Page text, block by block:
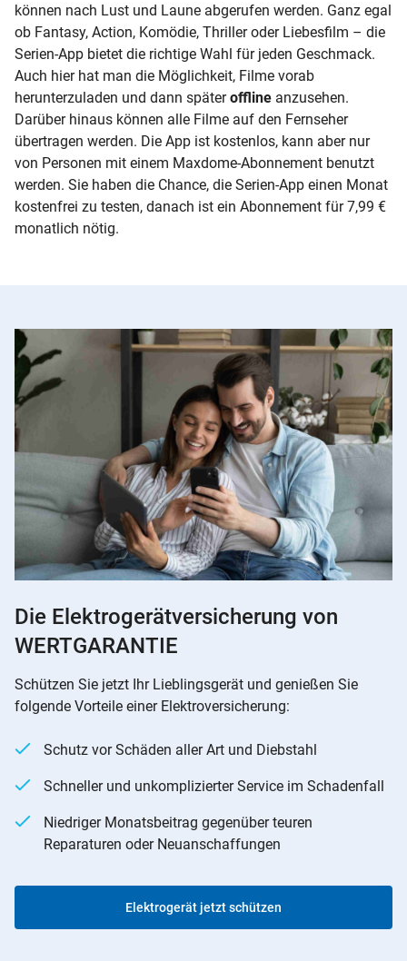
können nach Lust und Laune abgerufen werden. Ganz egal
ob Fantasy, Action, Komödie, Thriller oder Liebesfilm – die
Serien-App bietet die richtige Wahl für jeden Geschmack.
Auch hier hat man die Möglichkeit, Filme vorab
herunterzuladen und dann später offline anzusehen.
Darüber hinaus können alle Filme auf den Fernseher
übertragen werden. Die App ist kostenlos, kann aber nur
von Personen mit einem Maxdome-Abonnement benutzt
werden. Sie haben die Chance, die Serien-App einen Monat
kostenfrei zu testen, danach ist ein Abonnement für 7,99 €
monatlich nötig.
Die Elektrogerätversicherung von
WERTGARANTIE
Schützen Sie jetzt Ihr Lieblingsgerät und genießen Sie
folgende Vorteile einer Elektroversicherung:
Schutz vor Schäden aller Art und Diebstahl
Schneller und unkomplizierter Service im Schadenfall
Niedriger Monatsbeitrag gegenüber teuren
Reparaturen oder Neuanschaffungen
Elektrogerät jetzt schützen